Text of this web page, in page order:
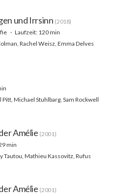
und Irrsinn (2018)
Laufzeit: 120 min
Rachel Weisz, Emma Delves
Pitt, Michael Stuhlbarg, Sam Rockwell
Amélie (2001)
min
Tautou, Mathieu Kassovitz, Rufus
Amélie (2001)